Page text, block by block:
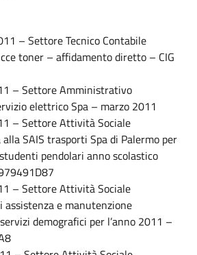
– Settore Tecnico Contabile
toner – affidamento diretto – CIG
– Settore Amministrativo
elettrico Spa – marzo 2011
– Settore Attività Sociale
SAIS trasporti Spa di Palermo per
pendolari anno scolastico
– Settore Attività Sociale
e manutenzione
demografici per l’anno 2011 –